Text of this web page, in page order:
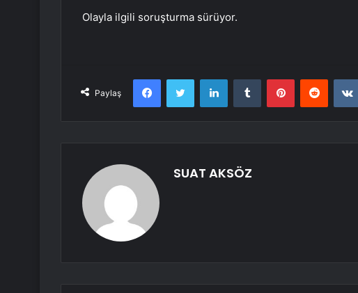
Olayla ilgili soruşturma sürüyor.
Paylaş
FacebookTwitter LinkedInTumblr PinterestReddit
SUAT AKSÖZ